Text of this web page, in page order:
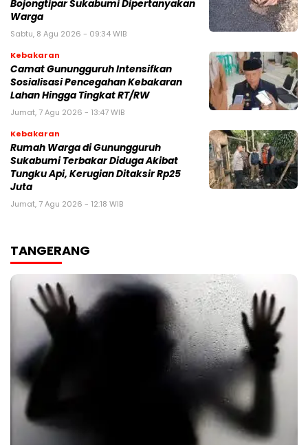
Bojongtipar Sukabumi Dipertanyakan
Warga
Sabtu, 8 Agu 2026 - 09:34 WIB
Kebakaran
‎‎Camat Gunungguruh Intensifkan
Sosialisasi Pencegahan Kebakaran
Lahan Hingga Tingkat RT/RW‎
Jumat, 7 Agu 2026 - 13:47 WIB
Kebakaran
‎Rumah Warga di Gunungguruh
Sukabumi Terbakar Diduga Akibat
Tungku Api, Kerugian Ditaksir Rp25
Juta
Jumat, 7 Agu 2026 - 12:18 WIB
TANGERANG